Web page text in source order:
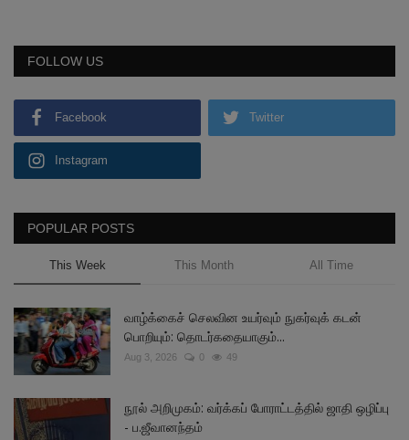
FOLLOW US
Facebook Twitter
Instagram
POPULAR POSTS
This Week This Month All Time
வாழ்க்கைச் செலவின உயர்வும் நுகர்வுக் கடன்
பொறியும்: தொடர்கதையாகும்...
Aug 3, 2026 0 49
நூல் அறிமுகம்: வர்க்கப் போராட்டத்தில் ஜாதி ஒழிப்பு
- ப.ஜீவானந்தம்